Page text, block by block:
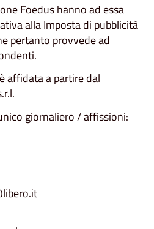
Foedus hanno ad essa
alla Imposta di pubblicità
pertanto provvede ad
affidata a partire dal
giornaliero / affissioni: